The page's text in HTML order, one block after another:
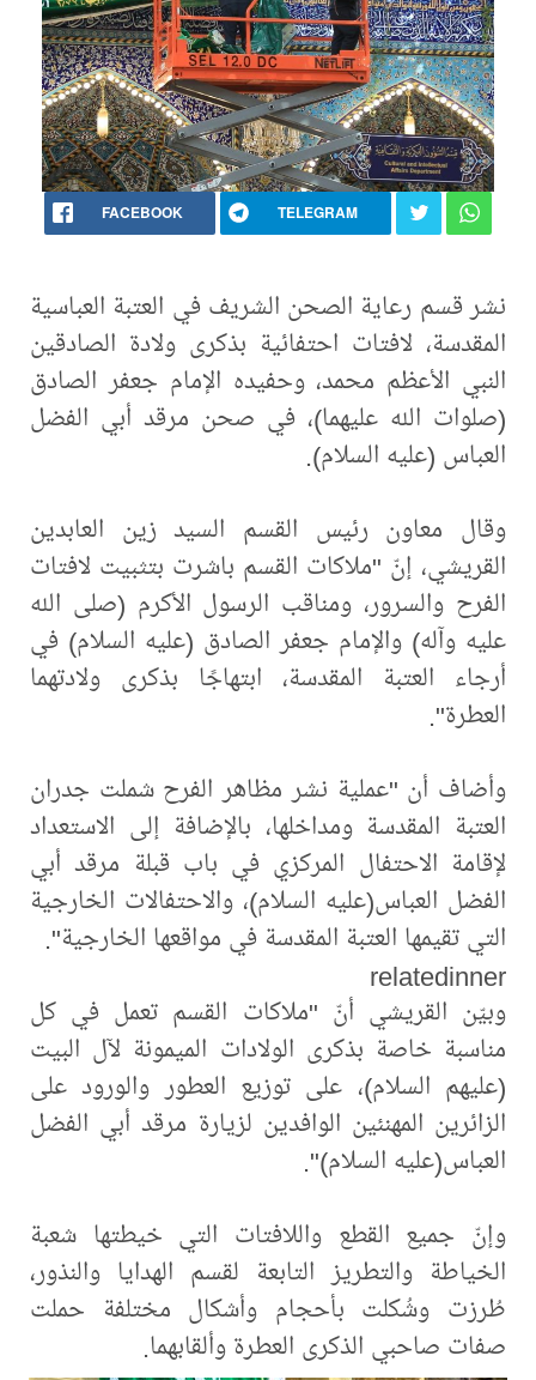
FACEBOOK TELEGRAM
نشر قسم رعاية الصحن الشريف في العتبة العباسية
المقدسة، لافتات احتفائية بذكرى ولادة الصادقين
النبي الأعظم محمد، وحفيده الإمام جعفر الصادق
(صلوات الله عليهما)، في صحن مرقد أبي الفضل
العباس (عليه السلام).
وقال معاون رئيس القسم السيد زين العابدين
القريشي، إنّ "ملاكات القسم باشرت بتثبيت لافتات
الفرح والسرور، ومناقب الرسول الأكرم (صلى الله
عليه وآله) والإمام جعفر الصادق (عليه السلام) في
أرجاء العتبة المقدسة، ابتهاجًا بذكرى ولادتهما
العطرة".
وأضاف أن "عملية نشر مظاهر الفرح شملت جدران
العتبة المقدسة ومداخلها، بالإضافة إلى الاستعداد
لإقامة الاحتفال المركزي في باب قبلة مرقد أبي
الفضل العباس(عليه السلام)، والاحتفالات الخارجية
التي تقيمها العتبة المقدسة في مواقعها الخارجية".
relatedinner
وبيّن القريشي أنّ "ملاكات القسم تعمل في كل
مناسبة خاصة بذكرى الولادات الميمونة لآل البيت
(عليهم السلام)، على توزيع العطور والورود على
الزائرين المهنئين الوافدين لزيارة مرقد أبي الفضل
العباس(عليه السلام)".
وإنّ جميع القطع واللافتات التي خيطتها شعبة
الخياطة والتطريز التابعة لقسم الهدايا والنذور،
طُرزت وشُكلت بأحجام وأشكال مختلفة حملت
صفات صاحبي الذكرى العطرة وألقابهما.